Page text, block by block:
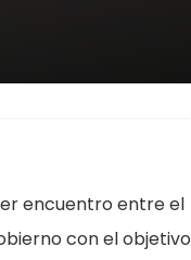
encuentro entre el
con el objetivo